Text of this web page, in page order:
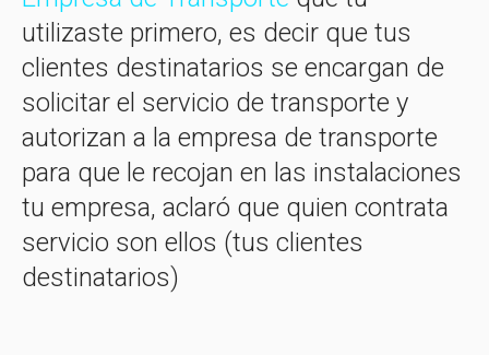
utilizaste primero, es decir que tus
clientes destinatarios se encargan de
solicitar el servicio de transporte y
autorizan a la empresa de transporte
para que le recojan en las instalaciones
tu empresa, aclaró que quien contrata
servicio son ellos (tus clientes
destinatarios)